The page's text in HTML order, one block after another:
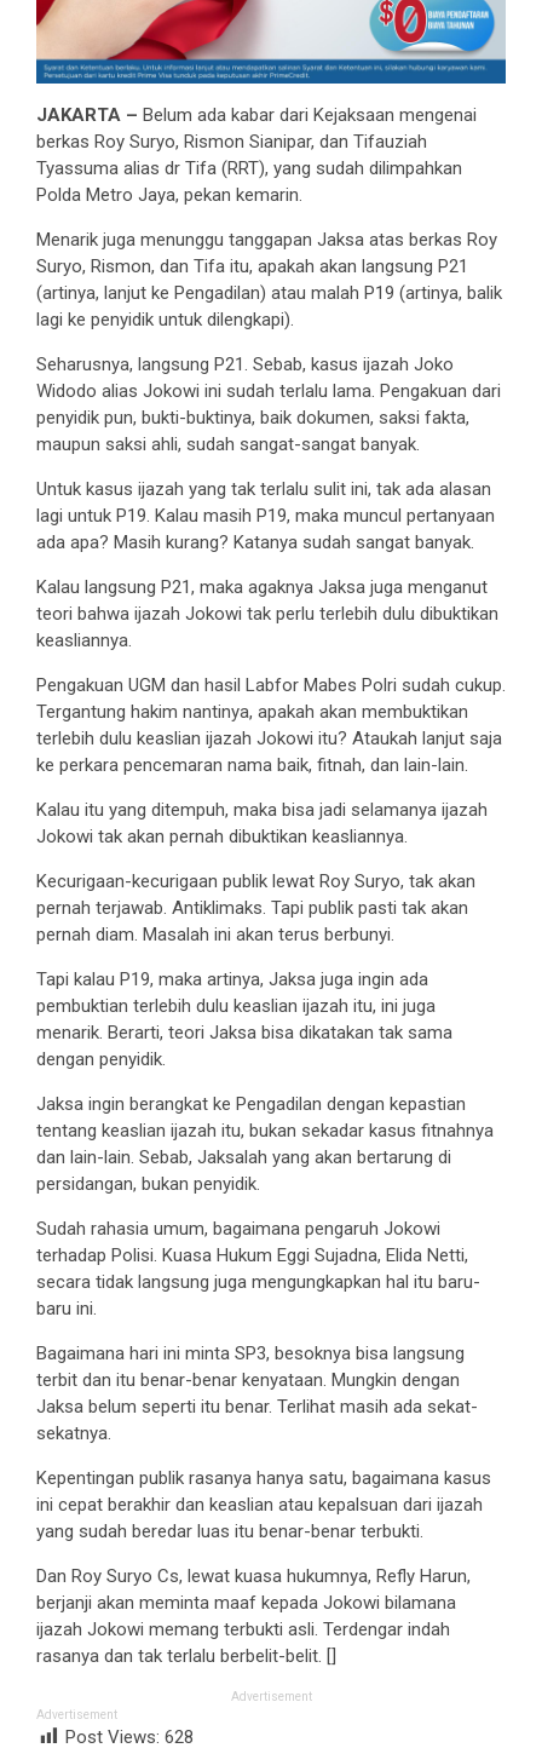
JAKARTA – Belum ada kabar dari Kejaksaan mengenai
berkas Roy Suryo, Rismon Sianipar, dan Tifauziah
Tyassuma alias dr Tifa (RRT), yang sudah dilimpahkan
Polda Metro Jaya, pekan kemarin.
Menarik juga menunggu tanggapan Jaksa atas berkas Roy
Suryo, Rismon, dan Tifa itu, apakah akan langsung P21
(artinya, lanjut ke Pengadilan) atau malah P19 (artinya, balik
lagi ke penyidik untuk dilengkapi).
Seharusnya, langsung P21. Sebab, kasus ijazah Joko
Widodo alias Jokowi ini sudah terlalu lama. Pengakuan dari
penyidik pun, bukti-buktinya, baik dokumen, saksi fakta,
maupun saksi ahli, sudah sangat-sangat banyak.
Untuk kasus ijazah yang tak terlalu sulit ini, tak ada alasan
lagi untuk P19. Kalau masih P19, maka muncul pertanyaan
ada apa? Masih kurang? Katanya sudah sangat banyak.
Kalau langsung P21, maka agaknya Jaksa juga menganut
teori bahwa ijazah Jokowi tak perlu terlebih dulu dibuktikan
keasliannya.
Pengakuan UGM dan hasil Labfor Mabes Polri sudah cukup.
Tergantung hakim nantinya, apakah akan membuktikan
terlebih dulu keaslian ijazah Jokowi itu? Ataukah lanjut saja
ke perkara pencemaran nama baik, fitnah, dan lain-lain.
Kalau itu yang ditempuh, maka bisa jadi selamanya ijazah
Jokowi tak akan pernah dibuktikan keasliannya.
Kecurigaan-kecurigaan publik lewat Roy Suryo, tak akan
pernah terjawab. Antiklimaks. Tapi publik pasti tak akan
pernah diam. Masalah ini akan terus berbunyi.
Tapi kalau P19, maka artinya, Jaksa juga ingin ada
pembuktian terlebih dulu keaslian ijazah itu, ini juga
menarik. Berarti, teori Jaksa bisa dikatakan tak sama
dengan penyidik.
Jaksa ingin berangkat ke Pengadilan dengan kepastian
tentang keaslian ijazah itu, bukan sekadar kasus fitnahnya
dan lain-lain. Sebab, Jaksalah yang akan bertarung di
persidangan, bukan penyidik.
Sudah rahasia umum, bagaimana pengaruh Jokowi
terhadap Polisi. Kuasa Hukum Eggi Sujadna, Elida Netti,
secara tidak langsung juga mengungkapkan hal itu baru-
baru ini.
Bagaimana hari ini minta SP3, besoknya bisa langsung
terbit dan itu benar-benar kenyataan. Mungkin dengan
Jaksa belum seperti itu benar. Terlihat masih ada sekat-
sekatnya.
Kepentingan publik rasanya hanya satu, bagaimana kasus
ini cepat berakhir dan keaslian atau kepalsuan dari ijazah
yang sudah beredar luas itu benar-benar terbukti.
Dan Roy Suryo Cs, lewat kuasa hukumnya, Refly Harun,
berjanji akan meminta maaf kepada Jokowi bilamana
ijazah Jokowi memang terbukti asli. Terdengar indah
rasanya dan tak terlalu berbelit-belit. []
Advertisement
Advertisement
Post Views: 628